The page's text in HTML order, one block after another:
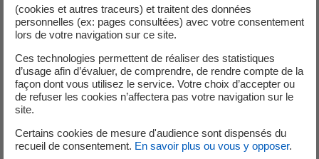
éligible à ce type de modification, peut vendre la totalité
de sa production (dit « vente en totalité ») ou son surplus
Les contratsBM09, BM11, FB10, FB16, FB17etFB19ne
sont pas autorisés à changer d’option de livraison,
conformément aux arrêtés tarifaires et appel d’offres.
(cookies et autres traceurs) et traitent des données
personnelles (ex: pages consultées) avec votre consentement
lors de votre navigation sur ce site.
Ces technologies permettent de réaliser des statistiques
d’usage afin d’évaluer, de comprendre, de rendre compte de la
façon dont vous utilisez le service. Votre choix d’accepter ou
de refuser les cookies n’affectera pas votre navigation sur le
site.
Certains cookies de mesure d'audience sont dispensés du
recueil de consentement. En savoir plus ou vous y opposer.